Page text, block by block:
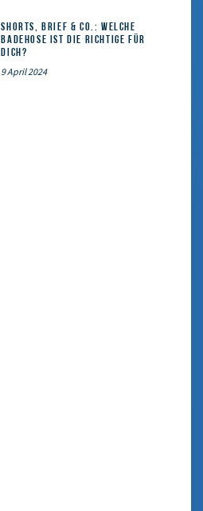
Shorts, Brief & Co.: Welche
Badehose ist die Richtige für
dich?
9 April 2024